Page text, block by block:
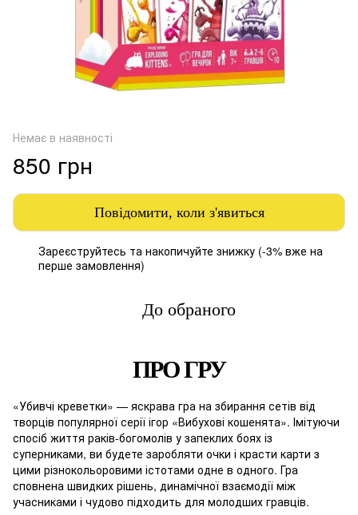
Немає в наявності
850 грн
Повідомити, коли з'явиться
Зареєструйтесь та накопичуйте знижку (-3% вже на
перше замовлення)
До обраного
ПРО ГРУ
«Убивчі креветки» — яскрава гра на збирання сетів від
творців популярної серії ігор «Вибухові кошенята». Імітуючи
спосіб життя раків-богомолів у запеклих боях із
суперниками, ви будете заробляти очки і красти карти з
цими різнокольоровими істотами одне в одного. Гра
сповнена швидких рішень, динамічної взаємодії між
учасниками і чудово підходить для молодших гравців.